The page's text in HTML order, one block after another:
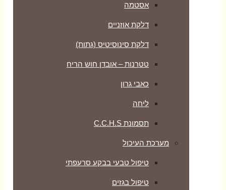
אסטמה
דלקת אוזניים
דלקת סינוסיטיס (גתות)
טטרנות – אובדן חוש הריח
כאבי גרון
ליחה
תסמונת C.C.H.S
מערכת העיכול
טיפול טבעי בבקע סרעפתי
טיפול בגזים